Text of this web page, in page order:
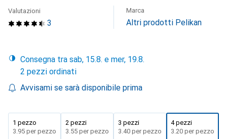
3
Valutazioni Marca
Altri prodotti Pelikan
Consegna tra sab, 15.8. e mer, 19.8.
2 pezzi ordinati
Avvisami se sarà disponibile prima
1 pezzo
CHF
3.95 per pezzo
2 pezzi
CHF
3.55 per pezzo
3 pezzi
CHF
3.40 per pezzo
4 pezzi
CHF
3.20 per pezzo